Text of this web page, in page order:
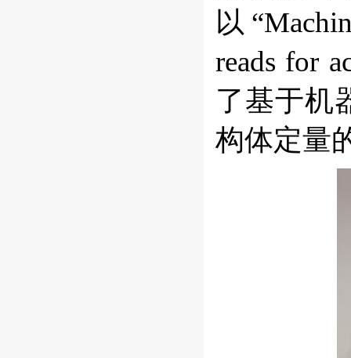
以
reads for
了基于机
构体定量